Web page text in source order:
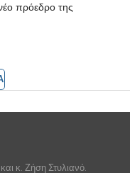
πρόεδρο της
κ. Ζήση Στυλιανό.